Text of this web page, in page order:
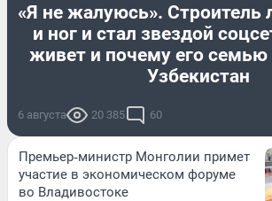
«Я не жалуюсь». Строитель
и ног и стал звездой
живет и почему его семью
Узбекистан
6 августа 20 385 60
Премьер‑министр Монголии примет
участие в экономическом форуме
во Владивостоке